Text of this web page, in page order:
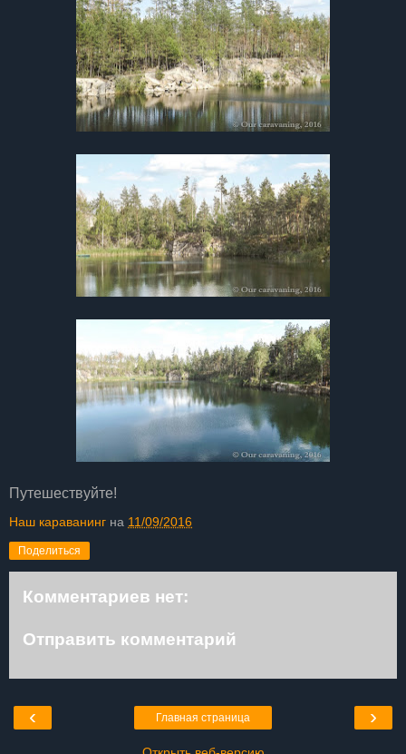
Путешествуйте!
Наш караванинг на 11/09/2016
Поделиться
Комментариев нет:
Отправить комментарий
‹ ›
Главная страница